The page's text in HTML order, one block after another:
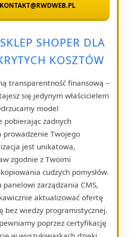
SHOPER DLA
KOSZTÓW
transparentność finansową –
się jedynym właścicielem
model
pobierając żadnych
prowadzenie Twojego
jest unikatowa,
zgodnie z Twoimi
cudzych pomysłów.
zarządzania CMS,
aktualizować ofertę
bez wiedzy programistycznej.
poprzez certyfikację